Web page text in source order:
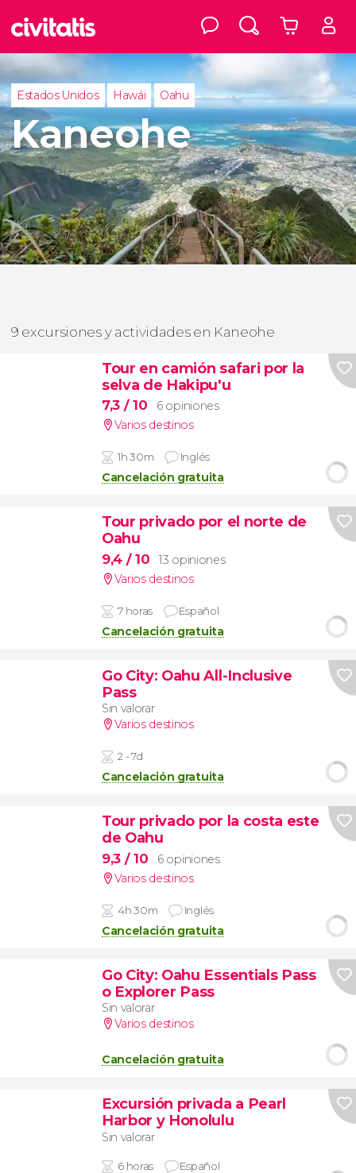
Estados Unidos Hawái Oahu
Kaneohe
9 excursiones y actividades en Kaneohe
Tour en camión safari por la
selva de Hakipu'u
7,3 / 10
6 opiniones
Varios destinos
1h 30m Inglés
Cancelación gratuita
Tour privado por el norte de
Oahu
9,4 / 10
13 opiniones
Varios destinos
7 horas Español
Cancelación gratuita
Go City: Oahu All-Inclusive
Pass
Sin valorar
Varios destinos
2 - 7d
Cancelación gratuita
Tour privado por la costa este
de Oahu
9,3 / 10
6 opiniones
Varios destinos
4h 30m Inglés
Cancelación gratuita
Go City: Oahu Essentials Pass
o Explorer Pass
Sin valorar
Varios destinos
Cancelación gratuita
Excursión privada a Pearl
Harbor y Honolulu
Sin valorar
6 horas Español